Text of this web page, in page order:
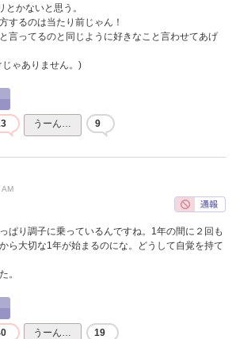
とかないと思う。
するのは当たり前じゃん！
言ってるのと同じように好きなこと言わせてあげ
ゃありません。)
うーん… 9
ぱり調子に乗っているんですね。1年の間に２回も
ら大切な1年が始まるのにな。どうして自覚を持て
。
うーん… 19